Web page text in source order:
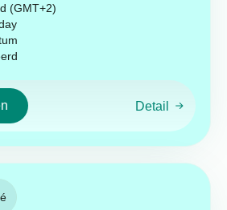
(GMT+2)
Detail